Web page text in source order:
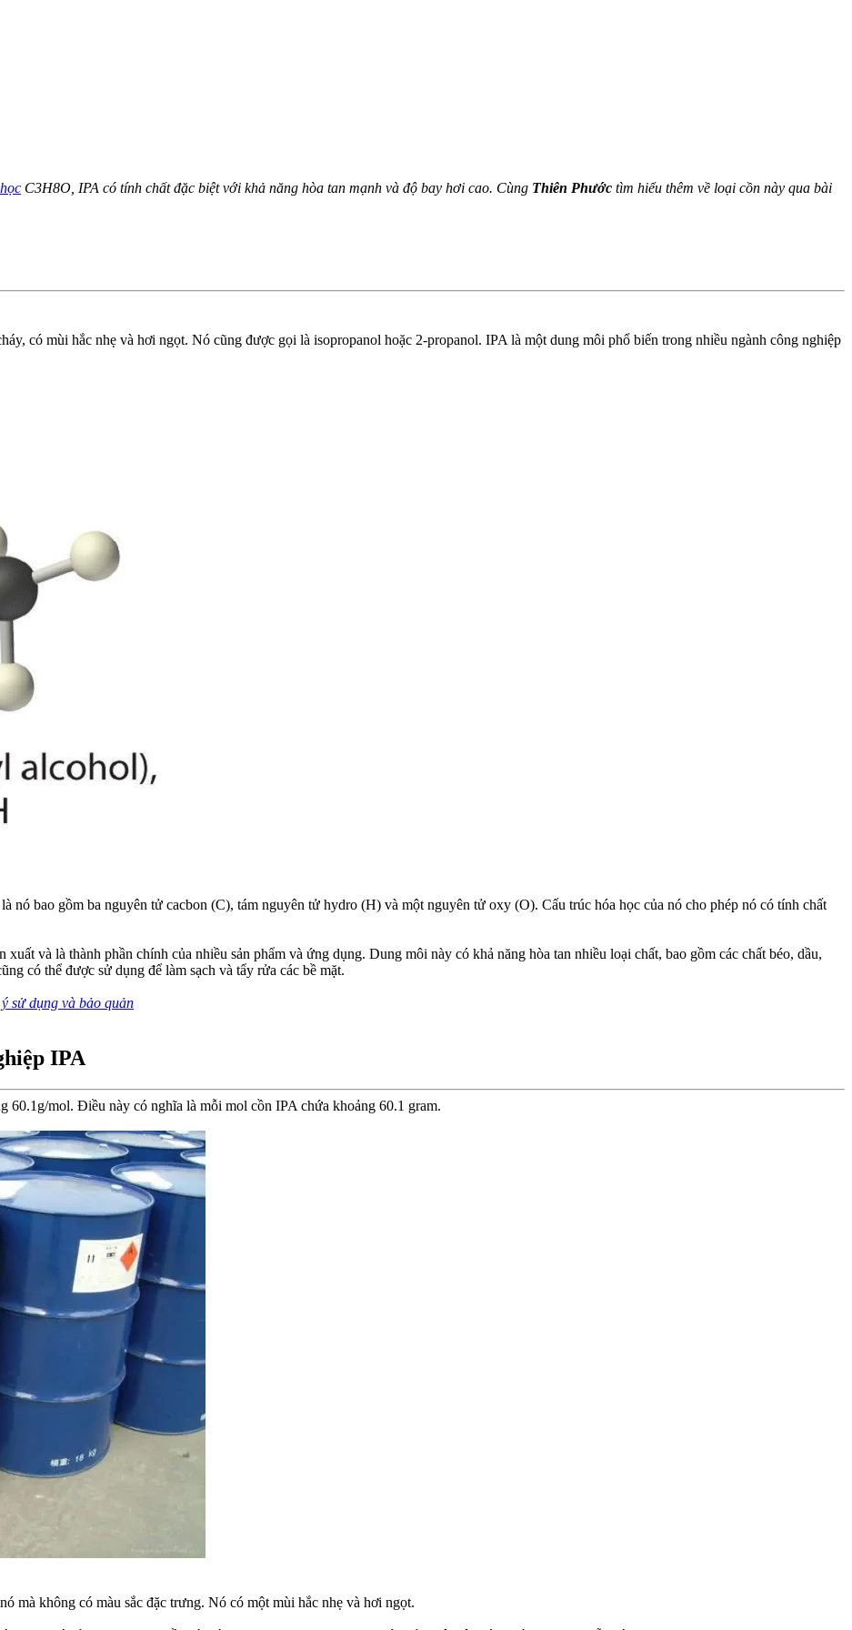
C3H8O, IPA có tính chất đặc biệt với khả năng hòa tan mạnh và độ bay hơi cao. Cùng Thiên Phước tìm hiểu thêm về loại cồn này qua bài
có mùi hắc nhẹ và hơi ngọt. Nó cũng được gọi là isopropanol hoặc 2-propanol. IPA là một dung môi phổ biến trong nhiều ngành công nghiệp
nó bao gồm ba nguyên tử cacbon (C), tám nguyên tử hydro (H) và một nguyên tử oxy (O). Cấu trúc hóa học của nó cho phép nó có tính chất
và là thành phần chính của nhiều sản phẩm và ứng dụng. Dung môi này có khả năng hòa tan nhiều loại chất, bao gồm các chất béo, dầu,
có thể được sử dụng để làm sạch và tẩy rửa các bề mặt.
sử dụng và bảo quản
IPA
mol. Điều này có nghĩa là mỗi mol cồn IPA chứa khoảng 60.1 gram.
mà không có màu sắc đặc trưng. Nó có một mùi hắc nhẹ và hơi ngọt.